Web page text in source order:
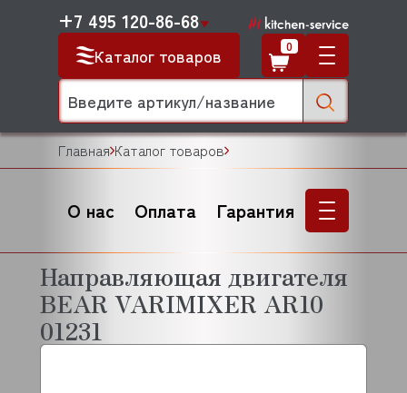
Каталог товаров
+7 495 120-86-68
0
Главная Каталог товаров
О нас Оплата Гарантия
Направляющая двигателя
BEAR VARIMIXER AR10
01231